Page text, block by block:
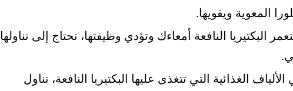
المعوية ويقويها.
البكتيريا النافعة أمعاءك وتؤدي وظيفتها، تحتاج إلى تناولها
الألياف الغذائية التي تتغذى عليها البكتيريا النافعة، تناول